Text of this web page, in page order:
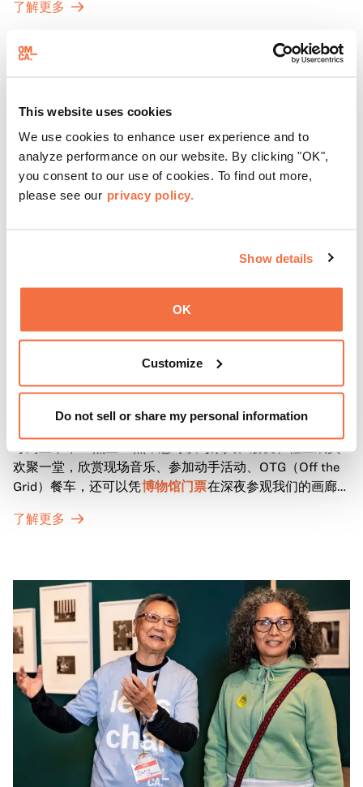
This website uses cookies
We use cookies to enhance user experience and to
analyze performance on our website. By clicking "OK",
you consent to our use of cookies. To find out more,
please see our privacy policy.
Show details
OK
Customize
Do not sell or share my personal information
探索那些在夜幕下焕发活力的展厅，那里将呈现快闪表演、
了解更多
周五晚上在OMCA与 "脱网 "合作
奥克兰最受欢迎的每周免费街区派对 "Off the Grid 周五之
夜 "将于 4 月至 10 月在 OMCA 举行！
欢聚一堂，欣赏现场音乐、参加动手活动、OTG（Off the
Grid）餐车，还可以凭博物馆门票在深夜参观我们的画廊和
了解更多